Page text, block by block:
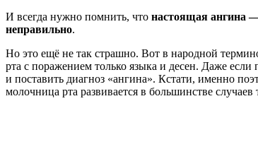
И всегда нужно помнить, что настоящая ангина —
неправильно.
Но это ещё не так страшно. Вот в народной
рта с поражением только языка и десен. Даже
и поставить диагноз «ангина». Кстати, именно
молочница рта развивается в большинстве случаев